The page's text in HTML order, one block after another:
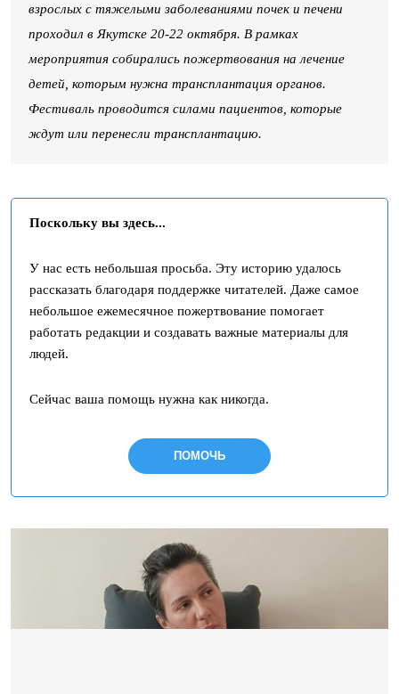
взрослых с тяжелыми заболеваниями почек и печени
проходил в Якутске 20-22 октября. В рамках
мероприятия собирались пожертвования на лечение
детей, которым нужна трансплантация органов.
Фестиваль проводится силами пациентов, которые
ждут или перенесли трансплантацию.
Поскольку вы здесь...
У нас есть небольшая просьба. Эту историю удалось
рассказать благодаря поддержке читателей. Даже самое
небольшое ежемесячное пожертвование помогает
работать редакции и создавать важные материалы для
людей.
Сейчас ваша помощь нужна как никогда.
ПОМОЧЬ